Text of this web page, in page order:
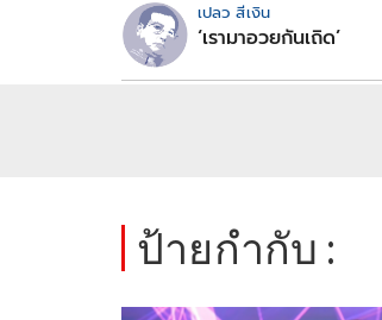
เปลว สีเงิน
‘เรามาอวยกันเถิด’
ป้ายกำกับ :